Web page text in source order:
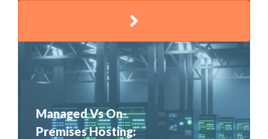
Managed Vs On-
Premises Hosting: